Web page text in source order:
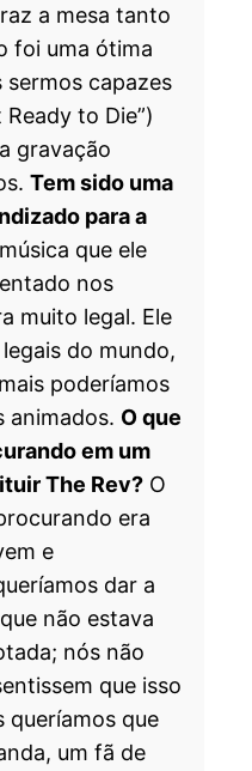
a mesa tanto
foi uma ótima
sermos capazes
to Die”)
gravação
Tem sido uma
para a
que ele
nos
muito legal. Ele
do mundo,
poderíamos
animados. O que
em um
The Rev? O
era
e
dar a
não estava
nós não
que isso
queríamos que
um fã de